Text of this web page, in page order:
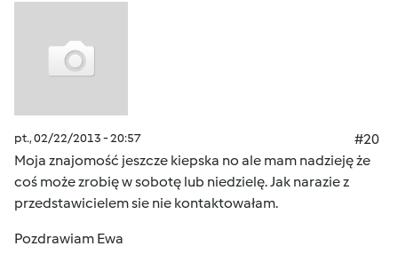
pt., 02/22/2013 - 20:57
#20
Moja znajomość jeszcze kiepska no ale mam nadzieję że
coś może zrobię w sobotę lub niedzielę. Jak narazie z
przedstawicielem sie nie kontaktowałam.
Pozdrawiam Ewa